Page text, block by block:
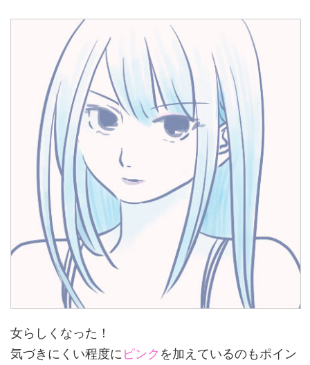
女らしくなった！
気づきにくい程度に ピンク を加えているのもポイン